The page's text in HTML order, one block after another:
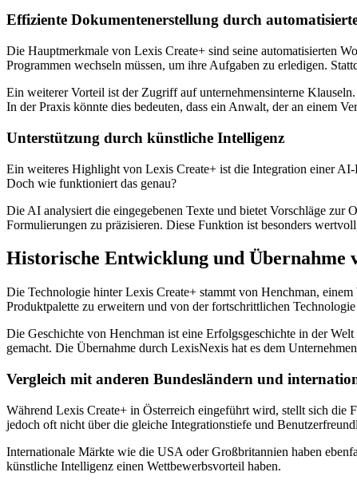
Effiziente Dokumentenerstellung durch
Die Hauptmerkmale von Lexis Create+ sind seine automatisierten
Programmen wechseln müssen, um ihre Aufgaben zu erledigen.
Ein weiterer Vorteil ist der Zugriff auf unternehmensinterne
In der Praxis könnte dies bedeuten, dass ein Anwalt, der an einem
Unterstützung durch künstliche Intelligenz
Ein weiteres Highlight von Lexis Create+ ist die Integration einer
Doch wie funktioniert das genau?
Die AI analysiert die eingegebenen Texte und bietet Vorschläge zur
Formulierungen zu präzisieren. Diese Funktion ist besonders
Historische Entwicklung und Übernahme
Die Technologie hinter Lexis Create+ stammt von Henchman,
Produktpalette zu erweitern und von der fortschrittlichen
Die Geschichte von Henchman ist eine Erfolgsgeschichte in der
gemacht. Die Übernahme durch LexisNexis hat es dem
Vergleich mit anderen Bundesländern und
Während Lexis Create+ in Österreich eingeführt wird, stellt sich die
jedoch oft nicht über die gleiche Integrationstiefe und
Internationale Märkte wie die USA oder Großbritannien haben
künstliche Intelligenz einen Wettbewerbsvorteil haben.